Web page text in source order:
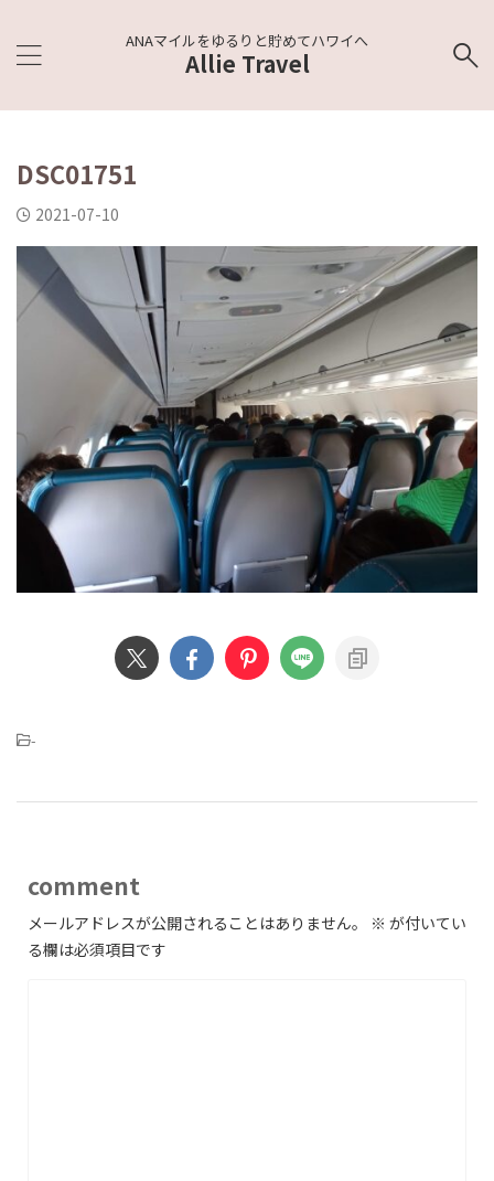
ANAマイルをゆるりと貯めてハワイへ
Allie Travel
DSC01751
2021-07-10
-
comment
メールアドレスが公開されることはありません。 ※ が付いてい
る欄は必須項目です